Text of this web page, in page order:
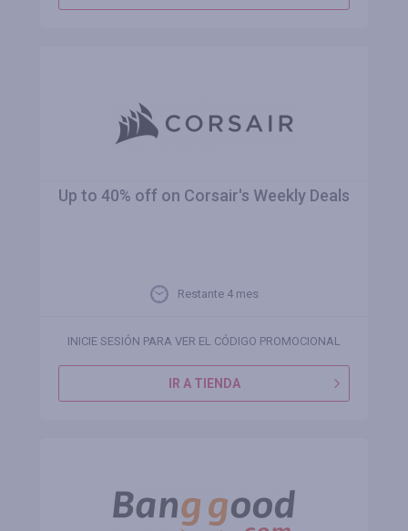
Up to 40% off on Corsair's Weekly Deals
Restante 4 mes
INICIE SESIÓN PARA VER EL CÓDIGO PROMOCIONAL
IR A TIENDA